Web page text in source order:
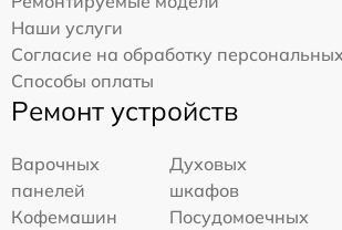
Наши услуги
Согласие на обработку
Способы оплаты
Ремонт устройств
Варочных
панелей
Духовых
шкафов
Кофемашин
Посудомоечных